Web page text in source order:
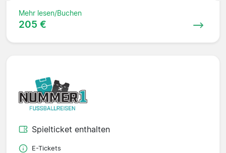
Mehr lesen/Buchen
205 €
Spielticket enthalten
E-Tickets